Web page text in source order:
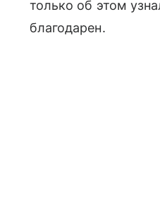
только об этом
благодарен.